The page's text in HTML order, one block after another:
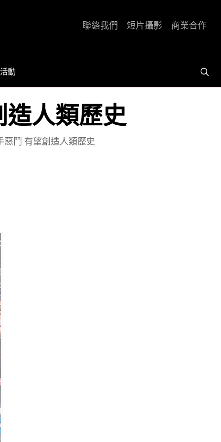
活動
聯絡我們 短片攝影 商業合作
造人類歷史
惡鬥 有望創造人類歷史